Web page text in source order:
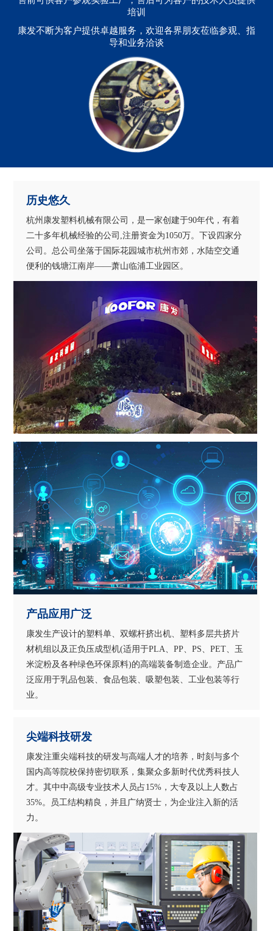
培训
康发不断为客户提供卓越服务，欢迎各界朋友莅临参观、指
导和业务洽谈
历史悠久
杭州康发塑料机械有限公司，是一家创建于90年代，有着
二十多年机械经验的公司,注册资金为1050万。下设四家分
公司。总公司坐落于国际花园城市杭州市郊，水陆空交通
便利的钱塘江南岸——萧山临浦工业园区。
产品应用广泛
康发生产设计的塑料单、双螺杆挤出机、塑料多层共挤片
材机组以及正负压成型机(适用于PLA、PP、PS、PET、玉
米淀粉及各种绿色环保原料)的高端装备制造企业。产品广
泛应用于乳品包装、食品包装、吸塑包装、工业包装等行
业。
尖端科技研发
康发注重尖端科技的研发与高端人才的培养，时刻与多个
国内高等院校保持密切联系，集聚众多新时代优秀科技人
才。其中中高级专业技术人员占15%，大专及以上人数占
35%。员工结构精良，并且广纳贤士，为企业注入新的活
力。